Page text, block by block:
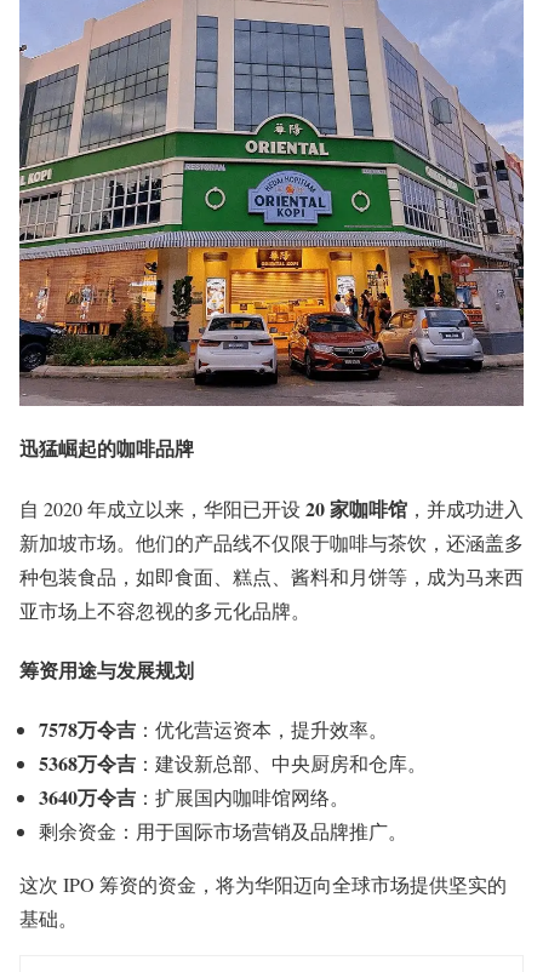
迅猛崛起的咖啡品牌
自 2020 年成立以来，华阳已开设 20 家咖啡馆 ，并成功进入
新加坡市场。他们的产品线不仅限于咖啡与茶饮，还涵盖多
种包装食品，如即食面、糕点、酱料和月饼等，成为马来西
亚市场上不容忽视的多元化品牌。
筹资用途与发展规划
7578万令吉 ：优化营运资本，提升效率。
5368万令吉 ：建设新总部、中央厨房和仓库。
3640万令吉 ：扩展国内咖啡馆网络。
剩余资金：用于国际市场营销及品牌推广。
这次 IPO 筹资的资金，将为华阳迈向全球市场提供坚实的
基础。